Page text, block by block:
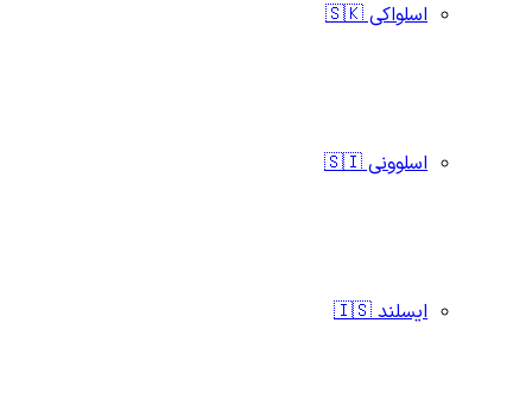
اسلواکی 🇸🇰
اسلوونی 🇸🇮
ایسلند 🇮🇸